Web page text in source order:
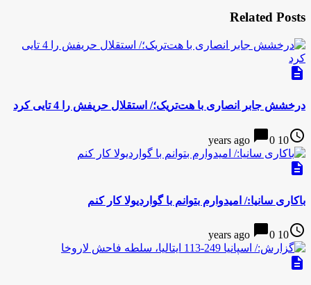
Related Posts
description
درخشش جابر انصاری با هت‌تریک؛/ استقلال حریفش را 4 تایی کرد
access_time
10 years ago
chat_bubble0
description
باکاری سانیا:/ امیدوارم بتوانم با گواردیولا کار کنم
access_time
10 years ago
chat_bubble0
description